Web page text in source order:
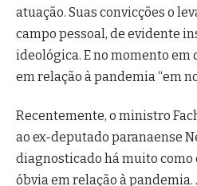
atuação. Suas convicções o
campo pessoal, de evidente
ideológica. E no momento em
em relação à pandemia “em
Recentemente, o ministro
ao ex-deputado paranaense
diagnosticado há muito
óbvia em relação à